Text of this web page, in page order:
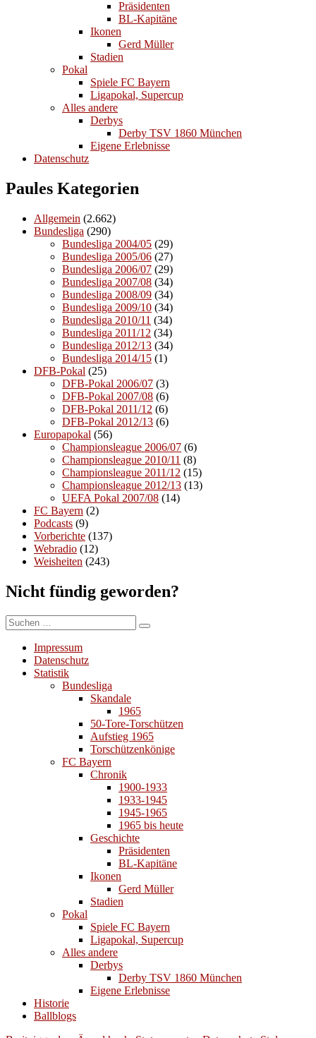
Präsidenten
BL-Kapitäne
Ikonen
Gerd Müller
Stadien
Pokal
Spiele FC Bayern
Ligapokal, Supercup
Alles andere
Derbys
Derby TSV 1860 München
Eigene Erlebnisse
Datenschutz
Paules Kategorien
Allgemein (2.662)
Bundesliga (290)
Bundesliga 2004/05 (29)
Bundesliga 2005/06 (27)
Bundesliga 2006/07 (29)
Bundesliga 2007/08 (34)
Bundesliga 2008/09 (34)
Bundesliga 2009/10 (34)
Bundesliga 2010/11 (34)
Bundesliga 2011/12 (34)
Bundesliga 2012/13 (34)
Bundesliga 2014/15 (1)
DFB-Pokal (25)
DFB-Pokal 2006/07 (3)
DFB-Pokal 2007/08 (6)
DFB-Pokal 2011/12 (6)
DFB-Pokal 2012/13 (6)
Europapokal (56)
Championsleague 2006/07 (6)
Championsleague 2010/11 (8)
Championsleague 2011/12 (15)
Championsleague 2012/13 (13)
UEFA Pokal 2007/08 (14)
FC Bayern (2)
Podcasts (9)
Vorberichte (137)
Webradio (12)
Weisheiten (243)
Nicht fündig geworden?
Suchen
nach:
Suchen
Impressum
Datenschutz
Statistik
Bundesliga
Skandale
1965
50-Tore-Torschützen
Aufstieg 1965
Torschützenkönige
FC Bayern
Chronik
1900-1933
1933-1945
1945-1965
1965 bis heute
Geschichte
Präsidenten
BL-Kapitäne
Ikonen
Gerd Müller
Stadien
Pokal
Spiele FC Bayern
Ligapokal, Supercup
Alles andere
Derbys
Derby TSV 1860 München
Eigene Erlebnisse
Historie
Ballblogs